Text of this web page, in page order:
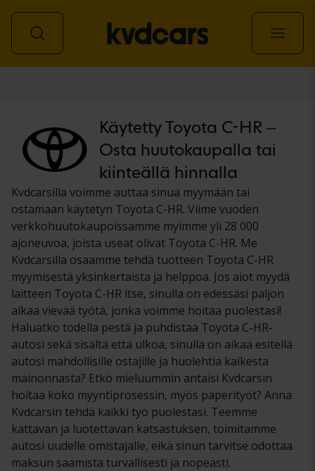
Käytetty Toyota C-HR –
Osta huutokaupalla tai
kiinteällä hinnalla
Kvdcarsilla voimme auttaa sinua myymään tai
ostamaan käytetyn Toyota C-HR. Viime vuoden
verkkohuutokaupoissamme myimme yli 28 000
ajoneuvoa, joista useat olivat Toyota C-HR. Me
Kvdcarsilla osaamme tehdä tuotteen Toyota C-HR
myymisestä yksinkertaista ja helppoa. Jos aiot myydä
laitteen Toyota C-HR itse, sinulla on edessäsi paljon
aikaa vievää työtä, jonka voimme hoitaa puolestasi!
Haluatko todella pestä ja puhdistaa Toyota C-HR-
autosi sekä sisältä että ulkoa, sinulla on aikaa esitellä
autosi mahdollisille ostajille ja huolehtia kaikesta
mainonnasta? Etkö mieluummin antaisi Kvdcarsin
hoitaa koko myyntiprosessin, myös paperityöt? Anna
Kvdcarsin tehdä kaikki työ puolestasi. Teemme
kattavan ja luotettavan katsastuksen, toimitamme
autosi uudelle omistajalle, eikä sinun tarvitse odottaa
maksun saamista turvallisesti ja nopeasti.